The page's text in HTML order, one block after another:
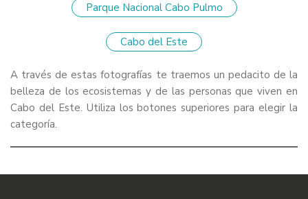
Parque Nacional Cabo Pulmo
Cabo del Este
A través de estas fotografías te traemos un pedacito de la
belleza de los ecosistemas y de las personas que viven en
Cabo del Este. Utiliza los botones superiores para elegir la
categoría.